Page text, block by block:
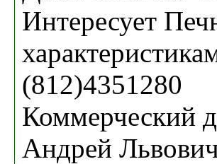
Интересует
(812)4351280
Коммерческий
Андрей